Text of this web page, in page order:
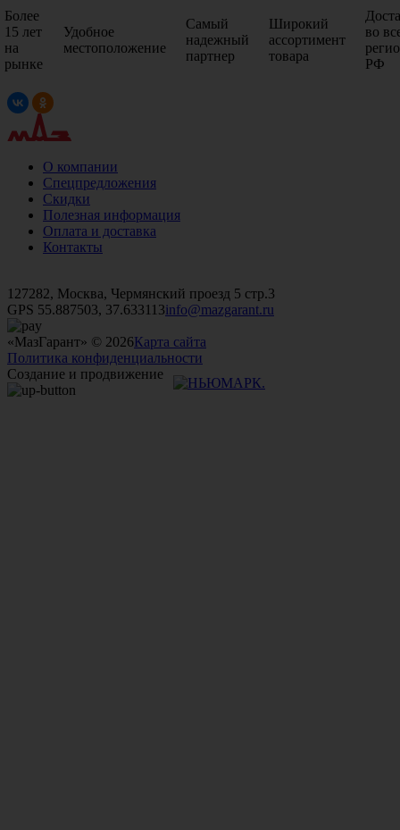
Более
15 лет
на
рынке
Удобное
местоположение
Самый
надежный
партнер
Широкий
ассортимент
товара
во
РФ
О компании
Спецпредложения
Скидки
Полезная информация
Оплата и доставка
Контакты
127282, Москва, Чермянский проезд 5 стр.3
GPS 55.887503, 37.633113info@mazgarant.ru
«МазГарант» © 2026Карта сайта
Политика конфиденциальности
Создание и продвижение